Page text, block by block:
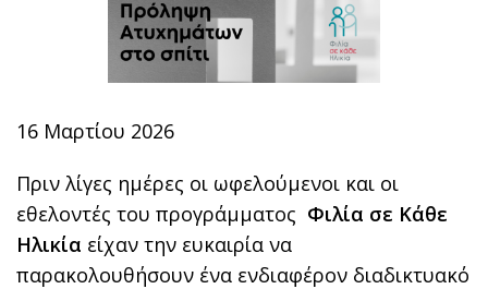
16 Μαρτίου 2026
Πριν λίγες ημέρες οι ωφελούμενοι και οι
εθελοντές του προγράμματος Φιλία σε Κάθε
Ηλικία είχαν την ευκαιρία να
παρακολουθήσουν ένα ενδιαφέρον διαδικτυακό